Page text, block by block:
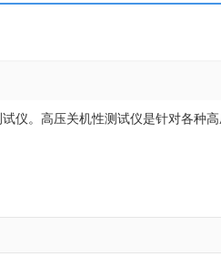
仪。高压关机性测试仪是针对各种